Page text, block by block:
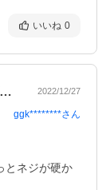
いいね 0
ナットとしては普通に使えそうですがちょ… 2022/12/27
ggk********さん
とネジが硬か